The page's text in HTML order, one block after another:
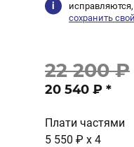
сохранить
22 200 ₽
20 540 ₽ *
Плати частями
5 550 ₽ x 4